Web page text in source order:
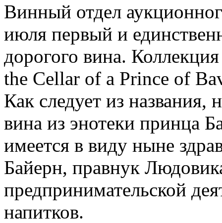
Винный отдел
июля первый и
дорогого вина.
the Cellar of a Prince of
Как следует из названия,
вина из энотеки принца
имеется в виду ныне
Байерн, правнук
предпринимательской
напитков.